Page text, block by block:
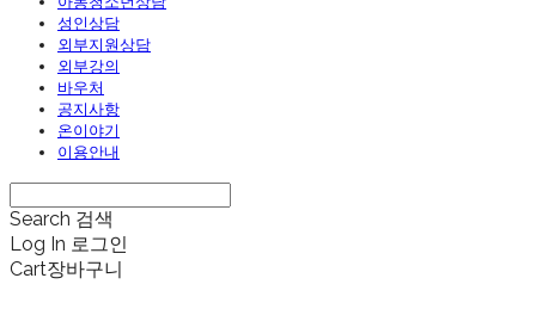
성인상담
외부지원상담
외부강의
바우처
공지사항
온이야기
이용안내
Search 검색
Log In 로그인
Cart장바구니